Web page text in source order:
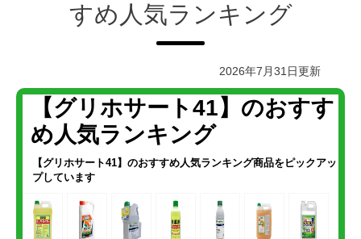
すめ人気ランキング
2026年7月31日更新
【グリホサート41】のおすす
め人気ランキング
【グリホサート41】のおすすめ人気ランキング商品をピックアッ
プしています